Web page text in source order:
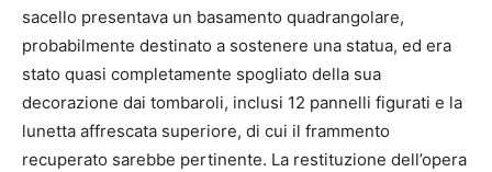
sacello presentava un basamento quadrangolare,
probabilmente destinato a sostenere una statua, ed era
stato quasi completamente spogliato della sua
decorazione dai tombaroli, inclusi 12 pannelli figurati e la
lunetta affrescata superiore, di cui il frammento
recuperato sarebbe pertinente. La restituzione dell’opera